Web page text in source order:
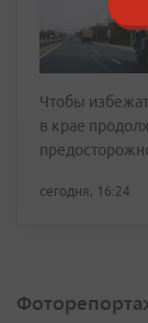
Чтобы
в крае
сегодня, 16:24